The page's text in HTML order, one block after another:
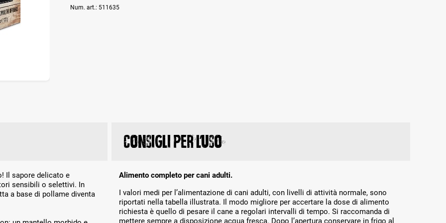
Num. art.: 511635
Il sapore delicato e
sensibili o selettivi. In
a base di pollame diventa
Consigli per l’uso
Alimento completo per cani adulti.
I valori medi per l’alimentazione di cani adulti, con livelli di attività normale, sono
riportati nella tabella illustrata. Il modo migliore per accertare la dose di alimento
richiesta è quello di pesare il cane a regolari intervalli di tempo. Si raccomanda di
mettere sempre a disposizione acqua fresca. Dopo l’apertura conservare in frigo al